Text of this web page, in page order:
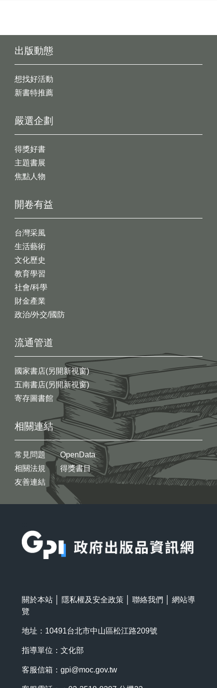
出版動態
想找好活動
新書特推薦
開卷有益
台灣采風
生活藝術
文化歷史
教育學習
社會/科學
財金產業
政治/外交/國防
嚴選企劃
得獎好書
主題書展
焦點人物
流通管道
國家書店(另開新視窗)
五南書店(另開新視窗)
寄存圖書館
相關連結
常見問題
相關法規
友善連結
OpenData
得獎書目
關於本站 隱私權及安全政策 聯絡我們
網站導
覽
地址：10491台北市中山區松江路209號
指導單位：文化部
客服信箱： gpi@moc.gov.tw